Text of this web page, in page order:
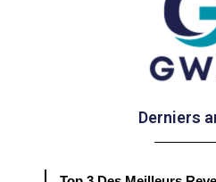
Derniers